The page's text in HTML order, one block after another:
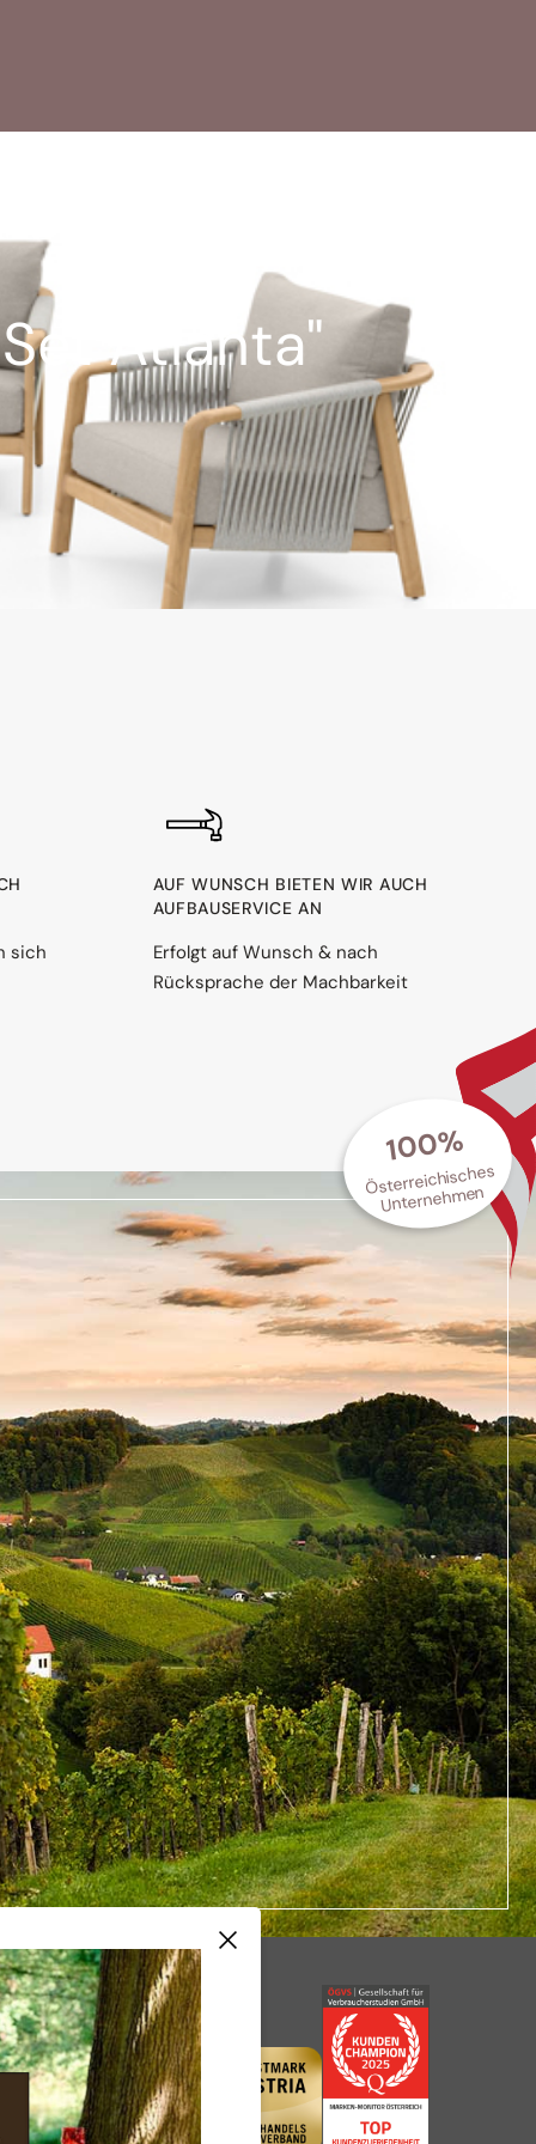
Atlanta"
sich
AUF WUNSCH BIETEN WIR AUCH
AUFBAUSERVICE AN
Erfolgt auf Wunsch & nach
Rücksprache der Machbarkeit
100%
Österreichisches
Unternehmen